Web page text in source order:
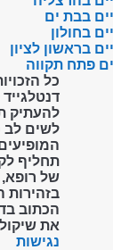
בבת ים
בחולון
בראשון לציון
פתח תקווה
כל
להעתיק
לשים לב
תחליף
של רופא,
הכתוב
את
נגישות